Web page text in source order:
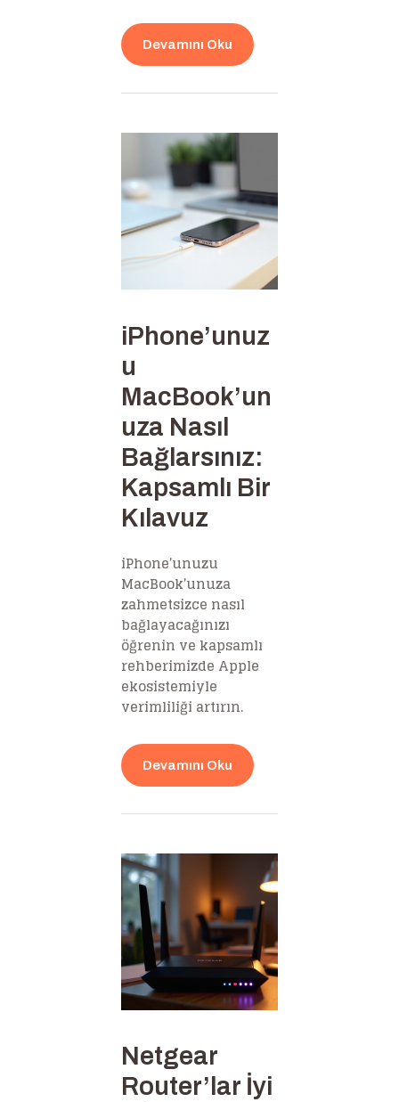
Devamını Oku
iPhone’unuz
u
MacBook’un
uza Nasıl
Bağlarsınız:
Kapsamlı Bir
Kılavuz
iPhone’unuzu
MacBook’unuza
zahmetsizce nasıl
bağlayacağınızı
öğrenin ve kapsamlı
rehberimizde Apple
ekosistemiyle
verimliliği artırın.
Devamını Oku
Netgear
Router’lar İyi